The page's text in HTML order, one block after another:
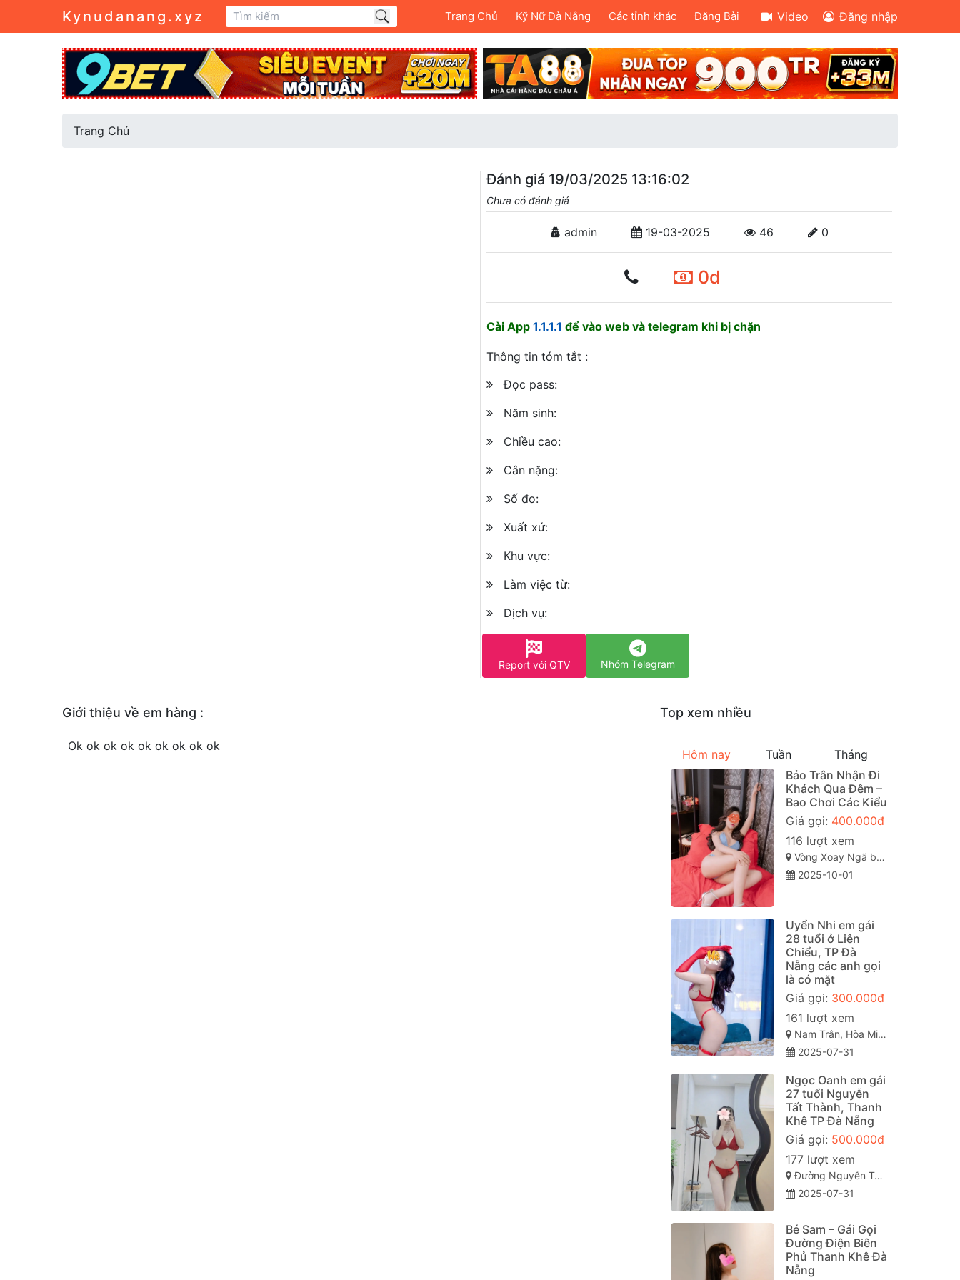
Kynudanang.xyz Trang Chủ Kỹ Nữ Đà Nẵng Các tỉnh khác Đăng Bài Video Đăng nhập
Trang Chủ
Đánh giá 19/03/2025 13:16:02
Chưa có đánh giá
admin 19-03-2025 46 0
0d
Cài App 1.1.1.1 để vào web và telegram khi bị chặn
Thông tin tóm tắt :
Đọc pass:
Năm sinh:
Chiều cao:
Cân nặng:
Số đo:
Xuất xứ:
Khu vực:
Làm việc từ:
Dịch vụ:
Report với QTV Nhóm Telegram
Giới thiệu về em hàng :
Ok ok ok ok ok ok ok ok ok
Top xem nhiều
Hôm nay Tuần
Tháng
Bảo Trân Nhận Đi
Khách Qua Đêm –
Bao Chơi Các Kiểu
Giá gọi: 400.000đ
116 lượt xem
Vòng Xoay Ngã ba huế, TP Đà Nẵng
2025-10-01
Uyển Nhi em gái
28 tuổi ở Liên
Chiểu, TP Đà
Nẵng các anh gọi
là có mặt
Giá gọi: 300.000đ
161 lượt xem
Nam Trân, Hòa Minh, Liên Chiểu, Đà Nẵng, Việt Nam
2025-07-31
Ngọc Oanh em gái
27 tuổi Nguyễn
Tất Thành, Thanh
Khê TP Đà Nẵng
Giá gọi: 500.000đ
177 lượt xem
Đường Nguyễn Tất Thành, Thanh Khê, Hải Châu, Đà Nẵng
2025-07-31
Bé Sam – Gái Gọi
Đường Điện Biên
Phủ Thanh Khê Đà
Nẵng